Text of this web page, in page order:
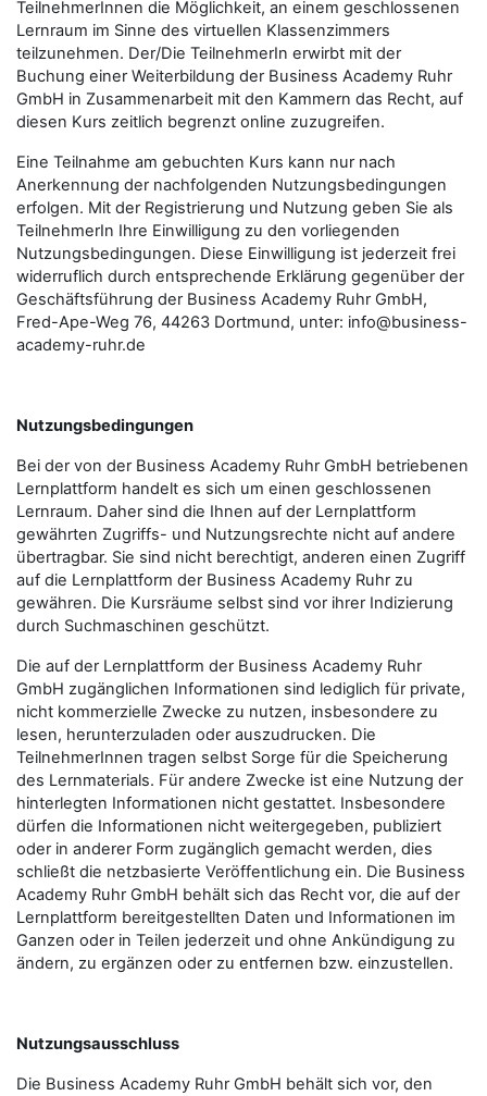
TeilnehmerInnen die Möglichkeit, an einem geschlossenen
Lernraum im Sinne des virtuellen Klassenzimmers
teilzunehmen. Der/Die TeilnehmerIn erwirbt mit der
Buchung einer Weiterbildung der Business Academy Ruhr
GmbH in Zusammenarbeit mit den Kammern das Recht, auf
diesen Kurs zeitlich begrenzt online zuzugreifen.
Eine Teilnahme am gebuchten Kurs kann nur nach
Anerkennung der nachfolgenden Nutzungsbedingungen
erfolgen. Mit der Registrierung und Nutzung geben Sie als
TeilnehmerIn Ihre Einwilligung zu den vorliegenden
Nutzungsbedingungen. Diese Einwilligung ist jederzeit frei
widerruflich durch entsprechende Erklärung gegenüber der
Geschäftsführung der Business Academy Ruhr GmbH,
Fred-Ape-Weg 76, 44263 Dortmund, unter: info@business-
academy-ruhr.de
Nutzungsbedingungen
Bei der von der Business Academy Ruhr GmbH betriebenen
Lernplattform handelt es sich um einen geschlossenen
Lernraum. Daher sind die Ihnen auf der Lernplattform
gewährten Zugriffs- und Nutzungsrechte nicht auf andere
übertragbar. Sie sind nicht berechtigt, anderen einen Zugriff
auf die Lernplattform der Business Academy Ruhr zu
gewähren. Die Kursräume selbst sind vor ihrer Indizierung
durch Suchmaschinen geschützt.
Die auf der Lernplattform der Business Academy Ruhr
GmbH zugänglichen Informationen sind lediglich für private,
nicht kommerzielle Zwecke zu nutzen, insbesondere zu
lesen, herunterzuladen oder auszudrucken. Die
TeilnehmerInnen tragen selbst Sorge für die Speicherung
des Lernmaterials. Für andere Zwecke ist eine Nutzung der
hinterlegten Informationen nicht gestattet. Insbesondere
dürfen die Informationen nicht weitergegeben, publiziert
oder in anderer Form zugänglich gemacht werden, dies
schließt die netzbasierte Veröffentlichung ein. Die Business
Academy Ruhr GmbH behält sich das Recht vor, die auf der
Lernplattform bereitgestellten Daten und Informationen im
Ganzen oder in Teilen jederzeit und ohne Ankündigung zu
ändern, zu ergänzen oder zu entfernen bzw. einzustellen.
Nutzungsausschluss
Die Business Academy Ruhr GmbH behält sich vor, den